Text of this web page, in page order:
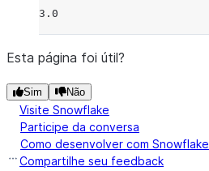
3.0
Esta página foi útil?
Sim Não
Visite Snowflake
Participe da conversa
Como desenvolver com Snowflake
Compartilhe seu feedback